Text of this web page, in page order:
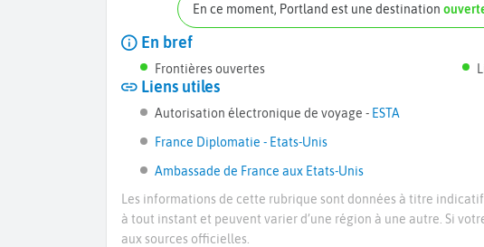
En ce moment, Portland est une destination
En bref
Frontières ouvertes
Liens utiles
Autorisation électronique de voyage - ESTA
France Diplomatie - Etats-Unis
Ambassade de France aux Etats-Unis
Les informations de cette rubrique sont données à titre
à tout instant et peuvent varier d’une région à une autre. Si
aux sources officielles.